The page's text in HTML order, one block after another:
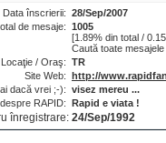
Data înscrierii: 28/Sep/2007
de mesaje: 1005
[1.89% din total /
Caută toate mesajele
Locaţie / Oraş: TR
Site Web: http://
dacă vrei ;-): visez mereu ...
RAPID: Rapid e viata !
înregistrare: 24/Sep/1992